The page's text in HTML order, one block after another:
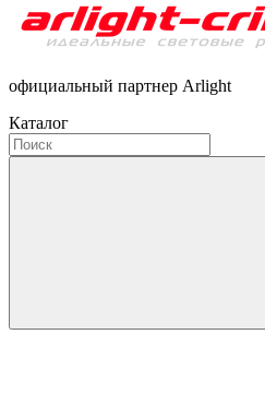
официальный партнер Arlight
Каталог